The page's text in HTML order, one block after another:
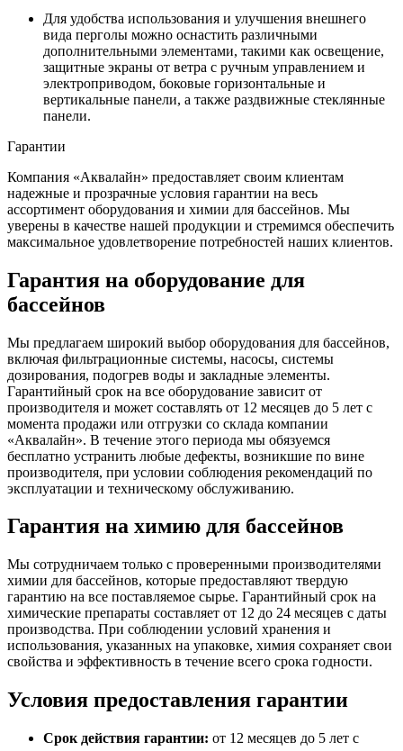
Для удобства использования и улучшения внешнего
вида перголы можно оснастить различными
дополнительными элементами, такими как освещение,
защитные экраны от ветра с ручным управлением и
электроприводом, боковые горизонтальные и
вертикальные панели, а также раздвижные стеклянные
панели.
Гарантии
Компания «Аквалайн» предоставляет своим клиентам
надежные и прозрачные условия гарантии на весь
ассортимент оборудования и химии для бассейнов. Мы
уверены в качестве нашей продукции и стремимся обеспечить
максимальное удовлетворение потребностей наших клиентов.
Гарантия на оборудование для
бассейнов
Мы предлагаем широкий выбор оборудования для бассейнов,
включая фильтрационные системы, насосы, системы
дозирования, подогрев воды и закладные элементы.
Гарантийный срок на все оборудование зависит от
производителя и может составлять от 12 месяцев до 5 лет с
момента продажи или отгрузки со склада компании
«Аквалайн». В течение этого периода мы обязуемся
бесплатно устранить любые дефекты, возникшие по вине
производителя, при условии соблюдения рекомендаций по
эксплуатации и техническому обслуживанию.
Гарантия на химию для бассейнов
Мы сотрудничаем только с проверенными производителями
химии для бассейнов, которые предоставляют твердую
гарантию на все поставляемое сырье. Гарантийный срок на
химические препараты составляет от 12 до 24 месяцев с даты
производства. При соблюдении условий хранения и
использования, указанных на упаковке, химия сохраняет свои
свойства и эффективность в течение всего срока годности.
Условия предоставления гарантии
Срок действия гарантии: от 12 месяцев до 5 лет с